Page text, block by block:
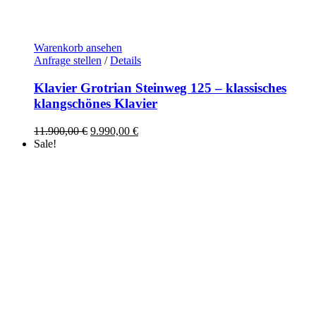
Warenkorb ansehen
Anfrage stellen / Details
Klavier Grotrian Steinweg 125 – klassisches
klangschönes Klavier
11.900,00€ Ursprünglicher
9.990,00 €Aktueller
Sale!